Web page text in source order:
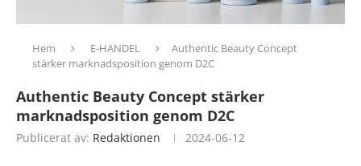
Hem E-HANDEL
Authentic Beauty Concept
stärker marknadsposition genom D2C
Authentic Beauty Concept stärker
marknadsposition genom D2C
Publicerat av: Redaktionen 2024-06-12